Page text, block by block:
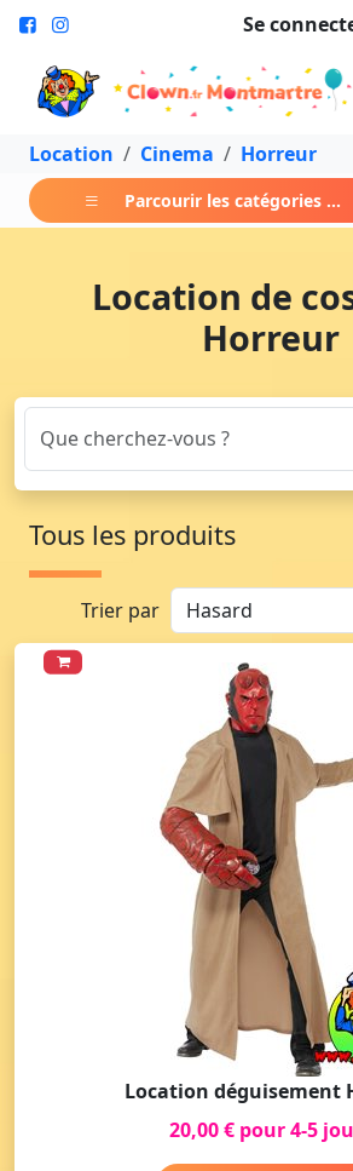
Se
Location Cinema Horreur
Parcourir les catégories ...
Location de
Horreur
Tous les produits
Trier par
Location déguisement
20,00 € pour 4-5